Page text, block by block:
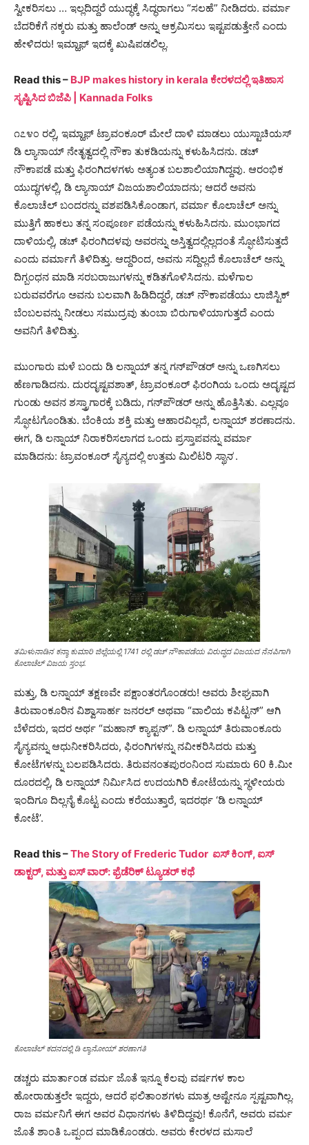
ಸ್ವೀಕರಿಸಲು … ಇಲ್ಲದಿದ್ದರೆ ಯುದ್ಧಕ್ಕೆ ಸಿದ್ಧರಾಗಲು “ಸಲಹೆ” ನೀಡಿದರು. ವರ್ಮಾ
ಬೆದರಿಕೆಗೆ ನಕ್ಕರು ಮತ್ತು ಹಾಲೆಂಡ್ ಅನ್ನು ಆಕ್ರಮಿಸಲು ಇಷ್ಟಪಡುತ್ತೇನೆ ಎಂದು
ಹೇಳಿದರು! ಇಮ್ಹಾಫ್ ಇದಕ್ಕೆ ಖುಷಿಪಡಲಿಲ್ಲ.
Read this – BJP makes history in kerala ಕೇರಳದಲ್ಲಿ ಇತಿಹಾಸ
ಸೃಷ್ಟಿಸಿದ ಬಿಜೆಪಿ | Kannada Folks
೧೭೪೦ ರಲ್ಲಿ, ಇಮ್ಹಾಫ್ ಟ್ರಾವಂಕೂರ್ ಮೇಲೆ ದಾಳಿ ಮಾಡಲು ಯುಸ್ಟಾಚಿಯಸ್
ಡಿ ಲ್ಯಾನಾಯ್ ನೇತೃತ್ವದಲ್ಲಿ ನೌಕಾ ತುಕಡಿಯನ್ನು ಕಳುಹಿಸಿದನು. ಡಚ್
ನೌಕಾಪಡೆ ಮತ್ತು ಫಿರಂಗಿದಳಗಳು ಅತ್ಯಂತ ಬಲಶಾಲಿಯಾಗಿದ್ದವು. ಆರಂಭಿಕ
ಯುದ್ಧಗಳಲ್ಲಿ, ಡಿ ಲ್ಯಾನಾಯ್ ವಿಜಯಶಾಲಿಯಾದನು; ಆದರೆ ಅವನು
ಕೊಲಾಚೆಲ್ ಬಂದರನ್ನು ವಶಪಡಿಸಿಕೊಂಡಾಗ, ವರ್ಮಾ ಕೊಲಾಚೆಲ್ ಅನ್ನು
ಮುತ್ತಿಗೆ ಹಾಕಲು ತನ್ನ ಸಂಪೂರ್ಣ ಪಡೆಯನ್ನು ಕಳುಹಿಸಿದನು. ಮುಂಭಾಗದ
ದಾಳಿಯಲ್ಲಿ, ಡಚ್ ಫಿರಂಗಿದಳವು ಅವರನ್ನು ಅಸ್ತಿತ್ವದಲ್ಲಿಲ್ಲದಂತೆ ಸ್ಫೋಟಿಸುತ್ತದೆ
ಎಂದು ವರ್ಮಾಗೆ ತಿಳಿದಿತ್ತು. ಆದ್ದರಿಂದ, ಅವನು ಸದ್ದಿಲ್ಲದೆ ಕೊಲಾಚೆಲ್ ಅನ್ನು
ದಿಗ್ಬಂಧನ ಮಾಡಿ ಸರಬರಾಜುಗಳನ್ನು ಕಡಿತಗೊಳಿಸಿದನು. ಮಳೆಗಾಲ
ಬರುವವರೆಗೂ ಅವನು ಬಲವಾಗಿ ಹಿಡಿದಿದ್ದರೆ, ಡಚ್ ನೌಕಾಪಡೆಯು ಲಾಜಿಸ್ಟಿಕ್
ಬೆಂಬಲವನ್ನು ನೀಡಲು ಸಮುದ್ರವು ತುಂಬಾ ಬಿರುಗಾಳಿಯಾಗುತ್ತದೆ ಎಂದು
ಅವನಿಗೆ ತಿಳಿದಿತ್ತು.
ಮುಂಗಾರು ಮಳೆ ಬಂದು ಡಿ ಲನ್ನಾಯ್ ತನ್ನ ಗನ್‌ಪೌಡರ್ ಅನ್ನು ಒಣಗಿಸಲು
ಹೆಣಗಾಡಿದನು. ದುರದೃಷ್ಟವಶಾತ್, ಟ್ರಾವಂಕೂರ್ ಫಿರಂಗಿಯ ಒಂದು ಅದೃಷ್ಟದ
ಗುಂಡು ಅವನ ಶಸ್ತ್ರಾಗಾರಕ್ಕೆ ಬಡಿದು, ಗನ್‌ಪೌಡರ್ ಅನ್ನು ಹೊತ್ತಿಸಿತು. ಎಲ್ಲವೂ
ಸ್ಫೋಟಗೊಂಡಿತು. ಬೆಂಕಿಯ ಶಕ್ತಿ ಮತ್ತು ಆಹಾರವಿಲ್ಲದೆ, ಲನ್ನಾಯ್ ಶರಣಾದನು.
ಈಗ, ಡಿ ಲನ್ನಾಯ್ ನಿರಾಕರಿಸಲಾಗದ ಒಂದು ಪ್ರಸ್ತಾಪವನ್ನು ವರ್ಮಾ
ಮಾಡಿದನು: ಟ್ರಾವಂಕೂರ್ ಸೈನ್ಯದಲ್ಲಿ ಉತ್ತಮ ಮಿಲಿಟರಿ ಸ್ಥಾನ.
ತಮಿಳುನಾಡಿನ ಕನ್ಯಾ ಕುಮಾರಿ ಜಿಲ್ಲೆಯಲ್ಲಿ 1741 ರಲ್ಲಿ ಡಚ್ ನೌಕಾಪಡೆಯ ವಿರುದ್ಧದ ವಿಜಯದ ನೆನಪಿಗಾಗಿ
ಕೊಲಾಚೆಲ್ ವಿಜಯ ಸ್ತಂಭ.
ಮತ್ತು, ಡಿ ಲನ್ನಾಯ್ ತಕ್ಷಣವೇ ಪಕ್ಷಾಂತರಗೊಂಡರು! ಅವರು ಶೀಘ್ರವಾಗಿ
ತಿರುವಾಂಕೂರಿನ ವಿಶ್ವಾಸಾರ್ಹ ಜನರಲ್ ಅಥವಾ “ವಾಲಿಯ ಕಪಿಟ್ಟನ್” ಆಗಿ
ಬೆಳೆದರು, ಇದರ ಅರ್ಥ “ಮಹಾನ್ ಕ್ಯಾಪ್ಟನ್”. ಡಿ ಲನ್ನಾಯ್ ತಿರುವಾಂಕೂರು
ಸೈನ್ಯವನ್ನು ಆಧುನೀಕರಿಸಿದರು, ಫಿರಂಗಿಗಳನ್ನು ನವೀಕರಿಸಿದರು ಮತ್ತು
ಕೋಟೆಗಳನ್ನು ಬಲಪಡಿಸಿದರು. ತಿರುವನಂತಪುರಂನಿಂದ ಸುಮಾರು 60 ಕಿ.ಮೀ
ದೂರದಲ್ಲಿ, ಡಿ ಲನ್ನಾಯ್ ನಿರ್ಮಿಸಿದ ಉದಯಗಿರಿ ಕೋಟೆಯನ್ನು ಸ್ಥಳೀಯರು
ಇಂದಿಗೂ ದಿಲ್ಲನೈ ಕೊಟ್ಟ ಎಂದು ಕರೆಯುತ್ತಾರೆ, ಇದರರ್ಥ ‘ಡಿ ಲನ್ನಾಯ್
ಕೋಟೆ’.
Read this –The Story of Frederic Tudor ಐಸ್ ಕಿಂಗ್, ಐಸ್
ಡಾಕ್ಟರ್, ಮತ್ತು ಐಸ್ ವಾರ್: ಫ್ರೆಡೆರಿಕ್ ಟ್ಯೂಡರ್ ಕಥೆ
ಕೊಲಾಚೆಲ್ ಕದನದಲ್ಲಿ ಡಿ ಲ್ಯಾನೋಯ್ ಶರಣಾಗತಿ
ಡಚ್ಚರು ಮಾರ್ತಾಂಡ ವರ್ಮ ಜೊತೆ ಇನ್ನೂ ಕೆಲವು ವರ್ಷಗಳ ಕಾಲ
ಹೋರಾಡುತ್ತಲೇ ಇದ್ದರು, ಆದರೆ ಫಲಿತಾಂಶಗಳು ಮಾತ್ರ ಅಷ್ಟೇನೂ ಸ್ಪಷ್ಟವಾಗಿಲ್ಲ.
ರಾಜ ವರ್ಮನಿಗೆ ಈಗ ಅವರ ವಿಧಾನಗಳು ತಿಳಿದಿದ್ದವು! ಕೊನೆಗೆ, ಅವರು ವರ್ಮ
ಜೊತೆ ಶಾಂತಿ ಒಪ್ಪಂದ ಮಾಡಿಕೊಂಡರು. ಅವರು ಕೇರಳದ ಮಸಾಲೆ